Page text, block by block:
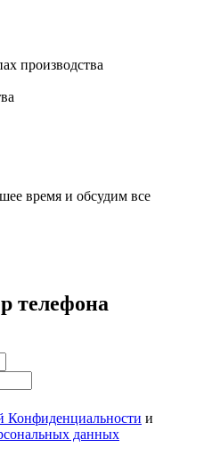
производства
время и обсудим все
телефона
Конфиденциальности и
данных